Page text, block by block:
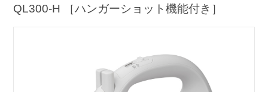
QL300-H ［ハンガーショット機能付き］